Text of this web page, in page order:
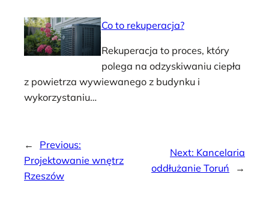
Co to rekuperacja?
Rekuperacja to proces, który
polega na odzyskiwaniu ciepła
z powietrza wywiewanego z budynku i
wykorzystaniu…
←
Previous:
Projektowanie wnętrz
Rzeszów
Next: Kancelaria
oddłużanie Toruń
→